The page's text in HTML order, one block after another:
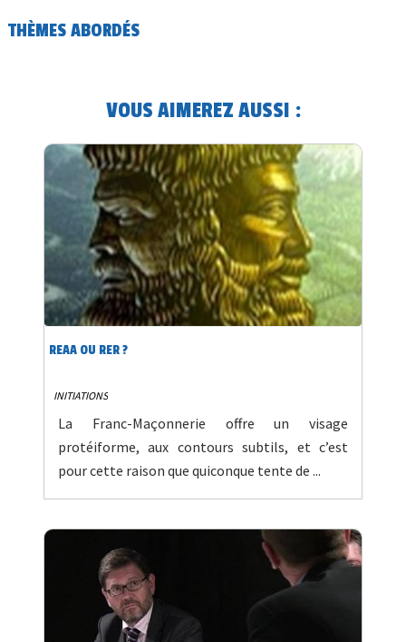
THÈMES ABORDÉS
VOUS AIMEREZ AUSSI :
REAA OU RER ?
INITIATIONS
La Franc-Maçonnerie offre un visage
protéiforme, aux contours subtils, et c’est
pour cette raison que quiconque tente de ...